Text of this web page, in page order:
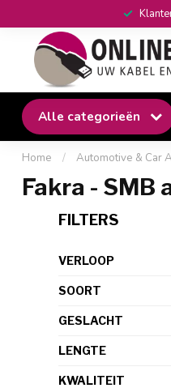
Alle categorieën
Home / Automotive & Car
Fakra - SMB
FILTERS
VERLOOP
SOORT
GESLACHT
LENGTE
KWALITEIT